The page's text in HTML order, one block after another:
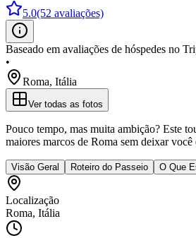
5.0(52 avaliações)
Baseado em avaliações de hóspedes no
•
Roma, Itália
Ver todas as fotos
Pouco tempo, mas muita ambição? Este
maiores marcos de Roma sem deixar você
Visão Geral Roteiro do Passeio O Que
Localização
Roma, Itália